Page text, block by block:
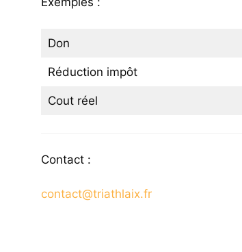
Don
Réduction impôt
Cout réel
Contact :
contact@triathlaix.fr